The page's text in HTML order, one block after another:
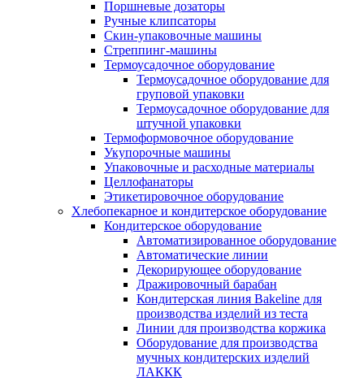
Поршневые дозаторы
Ручные клипсаторы
Скин-упаковочные машины
Стреппинг-машины
Термоусадочное оборудование
Термоусадочное оборудование для
груповой упаковки
Термоусадочное оборудование для
штучной упаковки
Термоформовочное оборудование
Укупорочные машины
Упаковочные и расходные материалы
Целлофанаторы
Этикетировочное оборудование
Хлебопекарное и кондитерское оборудование
Кондитерское оборудование
Автоматизированное оборудование
Автоматические линии
Декорирующее оборудование
Дражировочный барабан
Кондитерская линия Bakeline для
производства изделий из теста
Линии для производства коржика
Оборудование для производства
мучных кондитерских изделий
ЛАККК